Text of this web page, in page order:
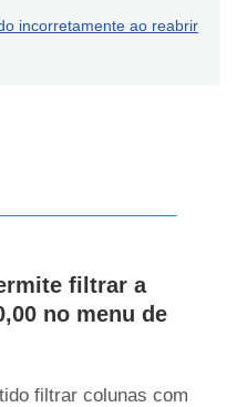
incorretamente ao reabrir
filtrar a
no menu de
filtrar colunas com